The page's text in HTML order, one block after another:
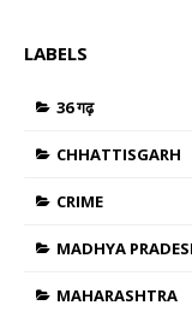
LABELS
36 गढ़
CHHATTISGARH
CRIME
MADHYA
MAHARASHTRA